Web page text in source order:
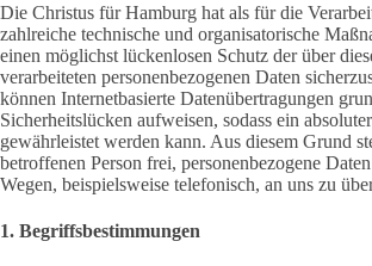
Die Christus für Hamburg hat als für die
zahlreiche technische und organisatorische
einen möglichst lückenlosen Schutz der über
verarbeiteten personenbezogenen Daten
können Internetbasierte Datenübertragungen
Sicherheitslücken aufweisen, sodass ein
gewährleistet werden kann. Aus diesem Grund
betroffenen Person frei, personenbezogene
Wegen, beispielsweise telefonisch, an uns zu
1. Begriffsbestimmungen